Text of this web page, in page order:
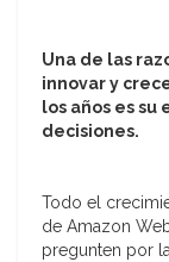
Una de las
innovar y
los años es
decisiones.
Todo el
de Amazon
pregunten por